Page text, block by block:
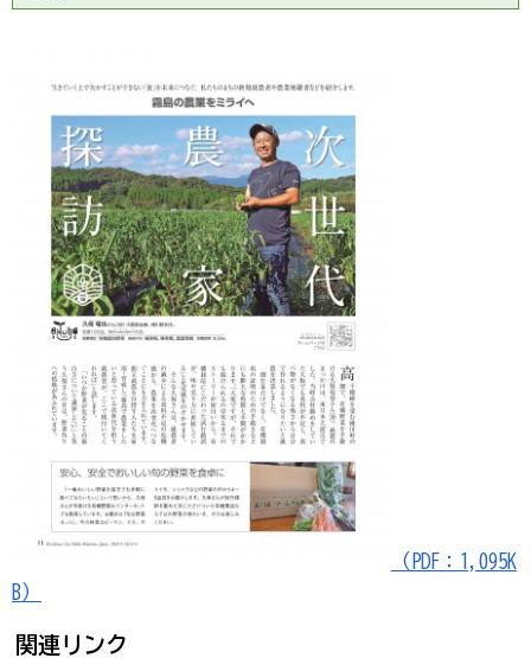
（PDF：1,095K
B）
関連リンク